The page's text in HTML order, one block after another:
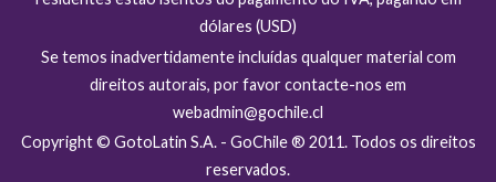
dólares (USD)
Se temos inadvertidamente incluídas qualquer material com
direitos autorais, por favor contacte-nos em
webadmin@gochile.cl
Copyright © GotoLatin S.A. - GoChile ® 2011. Todos os direitos
reservados.